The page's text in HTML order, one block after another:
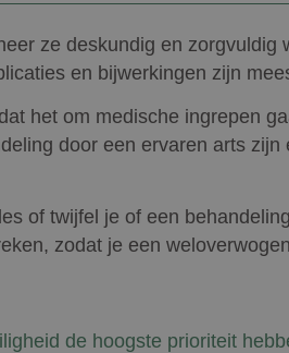
ze deskundig en zorgvuldig
en bijwerkingen zijn
het om medische ingrepen
door een ervaren arts zijn
of twijfel je of een
zodat je een
de hoogste prioriteit
Google Privacy